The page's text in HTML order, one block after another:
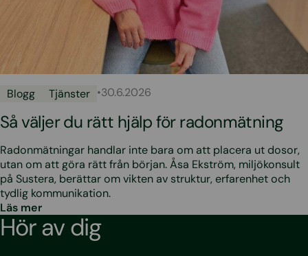
Blogg Tjänster •30.6.2026
Så väljer du rätt hjälp för radonmätning
Radonmätningar handlar inte bara om att placera ut dosor,
utan om att göra rätt från början. Åsa Ekström, miljökonsult
på Sustera, berättar om vikten av struktur, erfarenhet och
tydlig kommunikation.
Läs mer
Hör av dig